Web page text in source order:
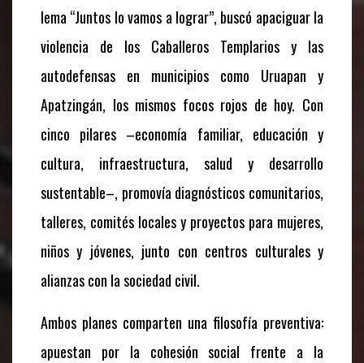
lema “Juntos lo vamos a lograr”, buscó apaciguar la
violencia de los Caballeros Templarios y las
autodefensas en municipios como Uruapan y
Apatzingán, los mismos focos rojos de hoy. Con
cinco pilares –economía familiar, educación y
cultura, infraestructura, salud y desarrollo
sustentable–, promovía diagnósticos comunitarios,
talleres, comités locales y proyectos para mujeres,
niños y jóvenes, junto con centros culturales y
alianzas con la sociedad civil.
Ambos planes comparten una filosofía preventiva:
apuestan por la cohesión social frente a la